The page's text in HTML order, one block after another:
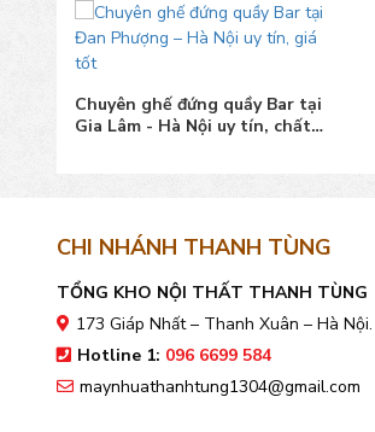
Chuyên ghế đứng quầy Bar tại
Gia Lâm - Hà Nội uy tín, chất
CHI NHÁNH THANH TÙNG
TỔNG KHO NỘI THẤT THANH TÙNG
173 Giáp Nhất – Thanh Xuân – Hà Nội.
Hotline 1: 096 6699 584
maynhuathanhtung1304@gmail.com